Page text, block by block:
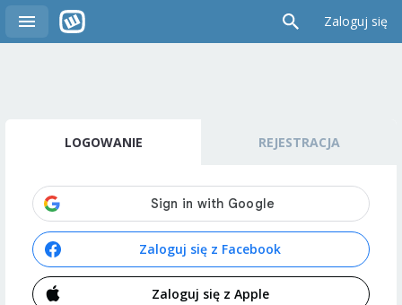
Zaloguj się
LOGOWANIE REJESTRACJA
Zaloguj się z Facebook
Zaloguj się z Apple